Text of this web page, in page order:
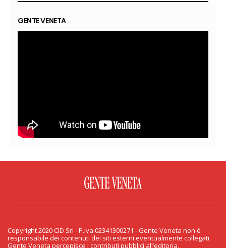
GENTE VENETA
PRIVACY & COOKIE
Copyright 2020 CID Srl - P.Iva 02341300271 - Gente Veneta non è
responsabile dei contenuti dei siti esterni eventualmente collegati.
Gente Veneta percepisce i contributi pubblici all’editoria.